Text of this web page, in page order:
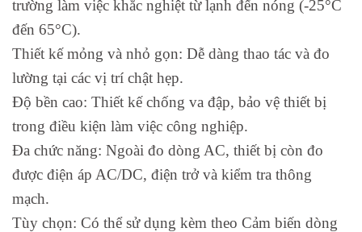
trường làm việc khắc nghiệt từ lạnh đến nóng (-25°C
đến 65°C).
Thiết kế mỏng và nhỏ gọn: Dễ dàng thao tác và đo
lường tại các vị trí chật hẹp.
Độ bền cao: Thiết kế chống va đập, bảo vệ thiết bị
trong điều kiện làm việc công nghiệp.
Đa chức năng: Ngoài đo dòng AC, thiết bị còn đo
được điện áp AC/DC, điện trở và kiểm tra thông
mạch.
Tùy chọn: Có thể sử dụng kèm theo Cảm biến dòng